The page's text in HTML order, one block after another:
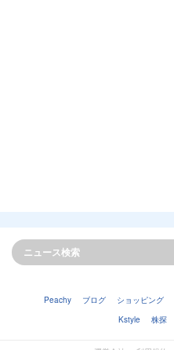
Peachy ブログ ショッピング
Kstyle
株探